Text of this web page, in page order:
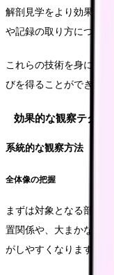
解剖見学をより効果的
や記録の取り方について
これらの技術を身につ
びを得ることができます
効果的な観察テクニ
系統的な観察方法
全体像の把握
まずは対象となる部位
置関係や、大まかな区
がしやすくなります。